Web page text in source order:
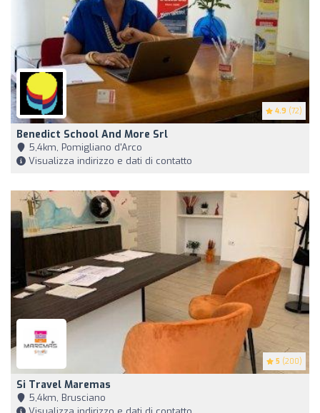
4.9 (72)
Benedict School And More Srl
5,4km, Pomigliano d'Arco
Visualizza indirizzo e dati di contatto
5 (200)
Si Travel Maremas
5,4km, Brusciano